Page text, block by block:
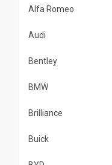
Alfa Romeo
Audi
Bentley
BMW
Brilliance
Buick